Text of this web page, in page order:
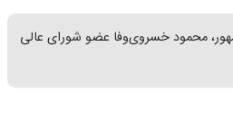
محمود خسروی‌وفا عضو شورای عالی